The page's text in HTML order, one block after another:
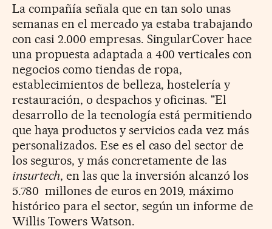
La compañía señala que en tan solo unas
semanas en el mercado ya estaba trabajando
con casi 2.000 empresas. SingularCover hace
una propuesta adaptada a 400 verticales con
negocios como tiendas de ropa,
establecimientos de belleza, hostelería y
restauración, o despachos y oficinas. "El
desarrollo de la tecnología está permitiendo
que haya productos y servicios cada vez más
personalizados. Ese es el caso del sector de
los seguros, y más concretamente de las
insurtech, en las que la inversión alcanzó los
5.780 millones de euros en 2019, máximo
histórico para el sector, según un informe de
Willis Towers Watson.